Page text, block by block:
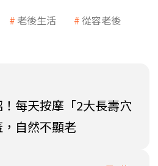
老後生活
從容老後
每天按摩「2大長壽穴
自然不顯老